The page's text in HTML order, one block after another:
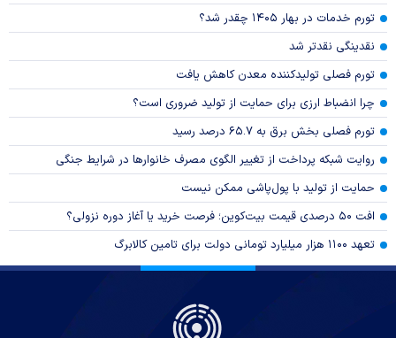
تورم خدمات در بهار ۱۴۰۵ چقدر شد؟
نقدینگی نقدتر شد
تورم فصلی تولیدکننده معدن کاهش یافت
چرا انضباط ارزی برای حمایت از تولید ضروری است؟
تورم فصلی بخش برق به ۶۵.۷ درصد رسید
روایت شبکه پرداخت از تغییر الگوی مصرف خانوار‌ها در شرایط جنگی
حمایت از تولید با پول‌پاشی ممکن نیست
افت ۵۰ درصدی قیمت بیت‌کوین؛ فرصت خرید یا آغاز دوره نزولی؟
تعهد ۱۱۰۰ هزار میلیارد تومانی دولت برای تامین کالابرگ